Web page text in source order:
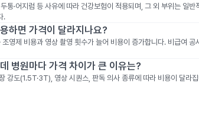
통·어지럼 등 사유에 따라 건강보험이 적용되며, 그 외 부위는 일
.
하면 가격이 달라지나요?
영제 비용과 영상 촬영 횟수가 늘어 비용이 증가합니다. 비급여
병원마다 가격 차이가 큰 이유는?
강도(1.5T·3T), 영상 시퀀스, 판독 의사 종류에 따라 비용이 달라